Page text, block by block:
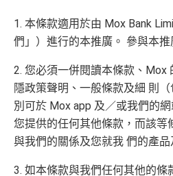
31
日期
M
適合
對象
鍾意直接賺 Cash / 最
近有大額簽賬
1. 本條款適用於由 Mox Bank
們」）進行的本推廣。 參與本
2. 您必須一併閱讀本條款、Mox
隱政策聲明、一般條款及細 則
別可於 Mox app 及／或我們的
您提供的任何其他條款，而該等
與我們的關係及您就我 們的產品
3. 如本條款與我們任何其他的條